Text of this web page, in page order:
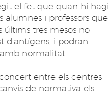
el fet que quan hi
alumnes i professors que
últims tres mesos no
d'antígens, i podran
normalitat.
entre els centres
de normativa els